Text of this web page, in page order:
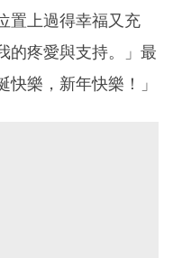
置上過得幸福又充
的疼愛與支持。」最
樂，新年快樂！」